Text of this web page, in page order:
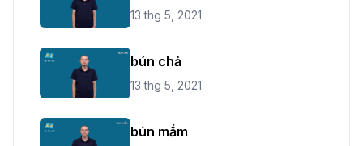
13 thg 5, 2021
bún chả
13 thg 5, 2021
bún mắm